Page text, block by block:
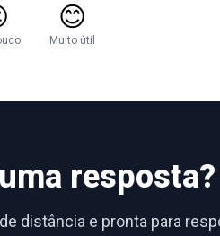
😊
Muito útil
resposta?
distância e pronta para